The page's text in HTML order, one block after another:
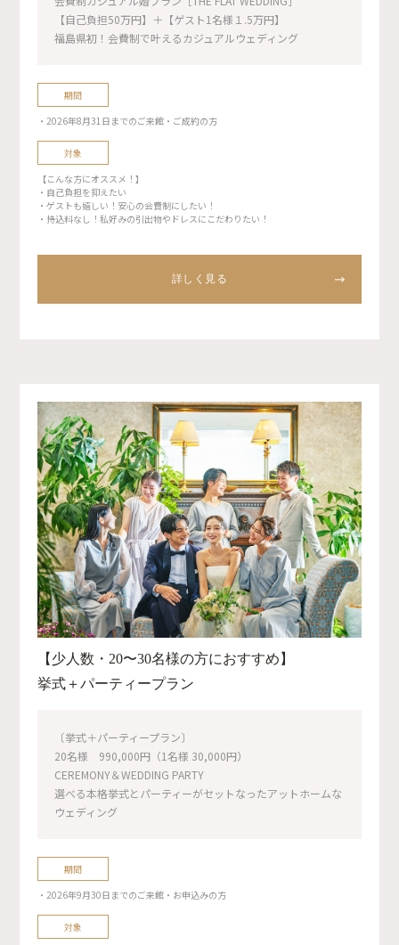
【自己負担50万円】＋【ゲスト1名様１.5万円】
福島県初！会費制で叶えるカジュアルウェディング
期間
・2026年8月31日までのご来館・ご成約の方
対象
【こんな方にオススメ！】
・自己負担を抑えたい
・ゲストも嬉しい！安心の会費制にしたい！
・持込料なし！私好みの引出物やドレスにこだわりたい！
詳しく見る
【少人数・20〜30名様の方におすすめ】
挙式＋パーティープラン
〔挙式＋パーティープラン〕
20名様 990,000円（1名様 30,000円）
CEREMONY＆WEDDING PARTY
選べる本格挙式とパーティーがセットなったアットホームな
ウェディング
期間
・2026年9月30日までのご来館・お申込みの方
対象